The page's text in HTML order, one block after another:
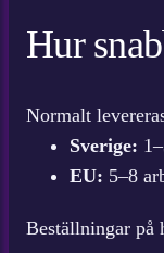
Hur
Normalt
Sverige:
EU: 5–8
Beställningar på